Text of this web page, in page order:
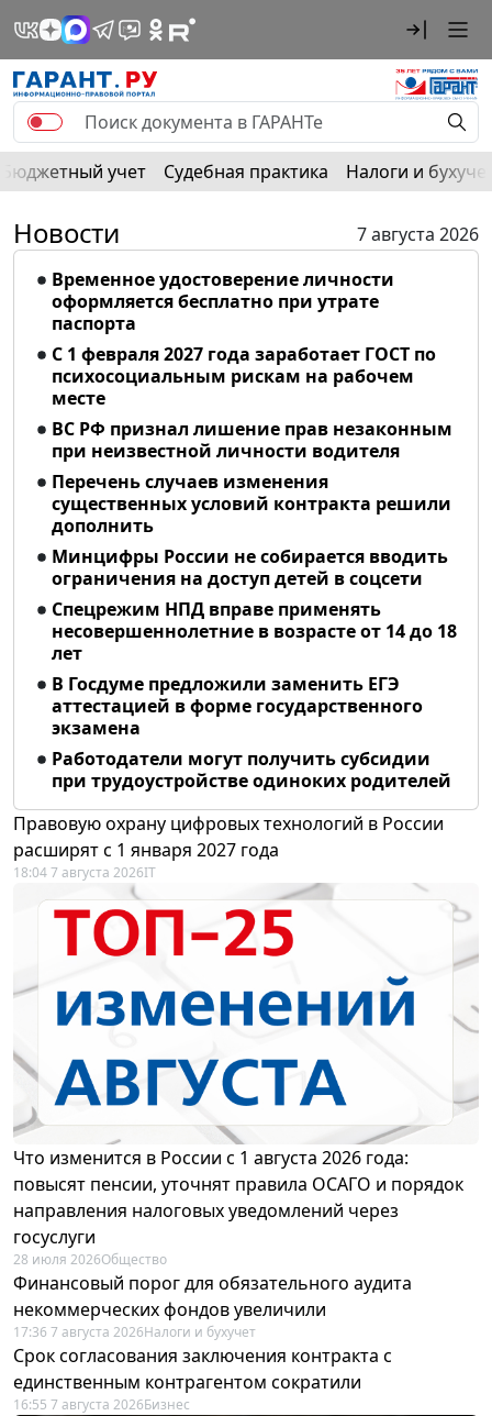
Бюджетный учет Судебная практика Налоги и
Новости
7 августа 2026
Временное удостоверение личности
оформляется бесплатно при утрате
паспорта
С 1 февраля 2027 года заработает ГОСТ по
психосоциальным рискам на рабочем
месте
ВС РФ признал лишение прав незаконным
при неизвестной личности водителя
Перечень случаев изменения
существенных условий контракта решили
дополнить
Минцифры России не собирается вводить
ограничения на доступ детей в соцсети
Спецрежим НПД вправе применять
несовершеннолетние в возрасте от 14 до 18
лет
В Госдуме предложили заменить ЕГЭ
аттестацией в форме государственного
экзамена
Работодатели могут получить субсидии
при трудоустройстве одиноких родителей
Правовую охрану цифровых технологий в России
расширят с 1 января 2027 года
18:04 7 августа 2026IT
Что изменится в России с 1 августа 2026 года:
повысят пенсии, уточнят правила ОСАГО и порядок
направления налоговых уведомлений через
госуслуги
28 июля 2026Общество
Финансовый порог для обязательного аудита
некоммерческих фондов увеличили
17:36 7 августа 2026Налоги и бухучет
Срок согласования заключения контракта с
единственным контрагентом сократили
16:55 7 августа 2026Бизнес